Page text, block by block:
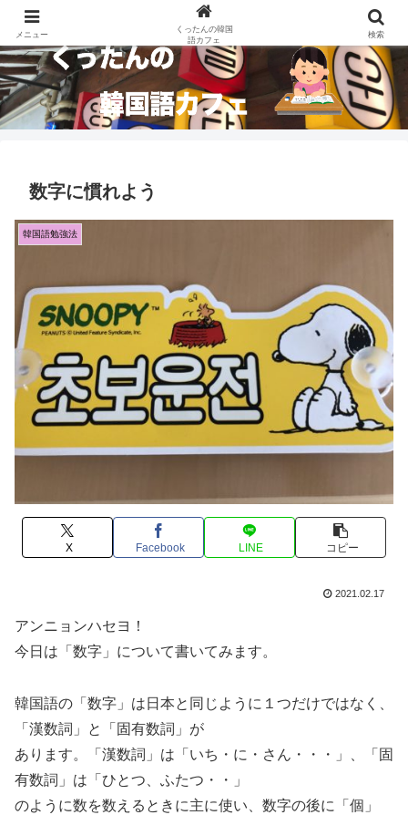
くったんが韓国語を勉強したノウハウを大公開します。
数字に慣れよう
韓国語勉強法
X Facebook LINE コピー
2021.02.17
アンニョンハセヨ！
今日は「数字」について書いてみます。
韓国語の「数字」は日本と同じように１つだけではなく、
「漢数詞」と「固有数詞」が
あります。「漢数詞」は「いち・に・さん・・・」、「固
有数詞」は「ひとつ、ふたつ・・」
のように数を数えるときに主に使い、数字の後に「個」
メニュー
くったんの韓国
語カフェ
検索